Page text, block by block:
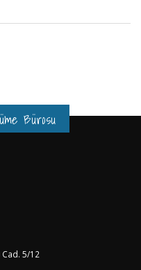
Bürosu
5/12